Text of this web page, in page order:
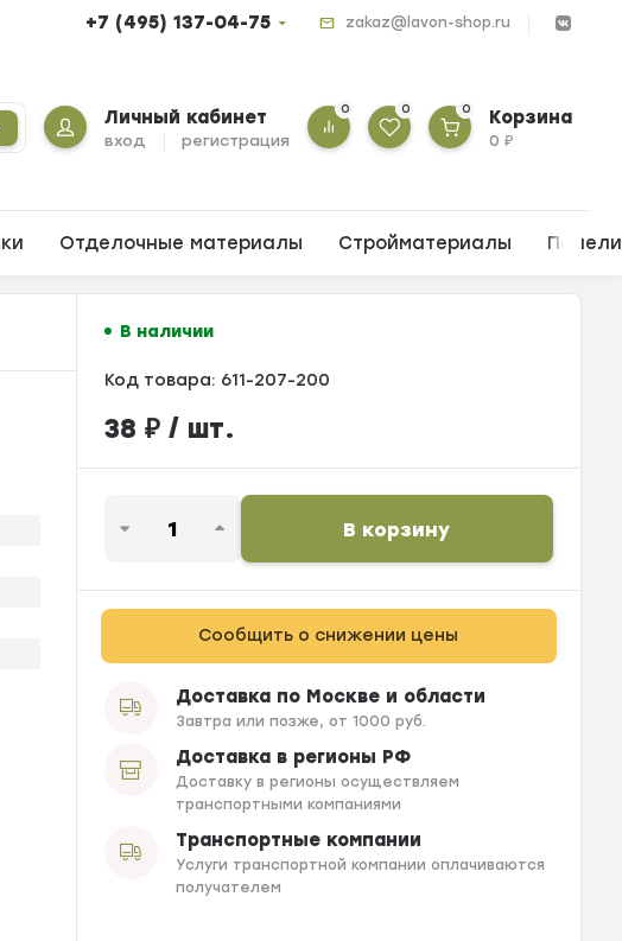
+7 (495) 137-04-75 zakaz@lavon-shop.ru
Личный кабинет
вход регистрация
0 0 0 Корзина
0₽
Отделочные материалы Стройматериалы
В наличии
Код товара: 611-207-200
38 ₽/ шт.
В корзину
Сообщить о снижении цены
Доставка по Москве и области
Завтра или позже, от 1000 руб.
Доставка в регионы РФ
Доставку в регионы осуществляем
транспортными компаниями
Транспортные компании
Услуги транспортной компании оплачиваются
получателем